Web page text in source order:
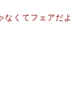
なくてフェアだよ